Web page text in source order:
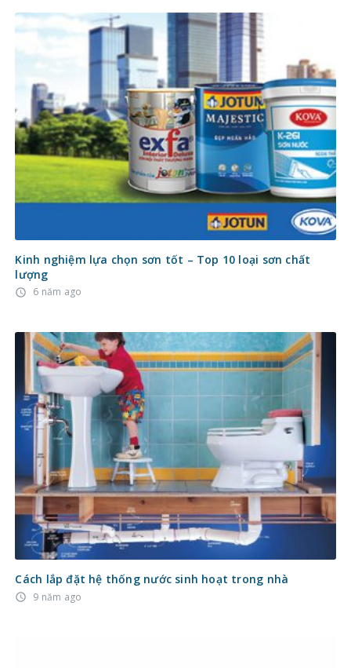
Kinh nghiệm lựa chọn sơn tốt – Top 10 loại sơn chất
lượng
access_time 6 năm ago
Cách lắp đặt hệ thống nước sinh hoạt trong nhà
access_time 9 năm ago